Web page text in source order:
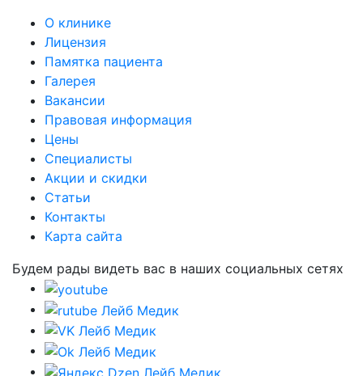
О клинике
Лицензия
Памятка пациента
Галерея
Вакансии
Правовая информация
Цены
Специалисты
Акции и скидки
Статьи
Контакты
Карта сайта
Будем рады видеть вас в наших социальных сетях